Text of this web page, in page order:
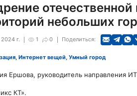
небольших
1 0
г. Поделиться:
Интернет вещей, Умный город
Ершова, руководитель направления
КТ».